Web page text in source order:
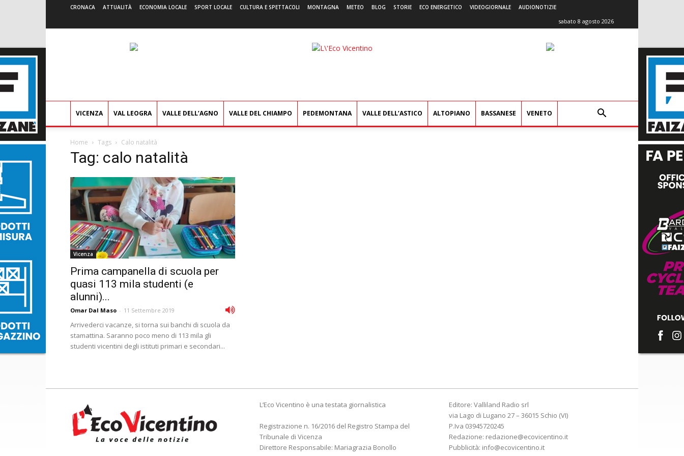
CRONACA ATTUALITÀ ECONOMIA LOCALE SPORT LOCALE CULTURA E SPETTACOLI MONTAGNA METEO BLOG STORIE ECO ENERGETICO VIDEOGIORNALE AUDIONOTIZIE
sabato 8 agosto 2026
L'Eco
VICENZA VAL LEOGRA VALLE DELL’AGNO VALLE DEL CHIAMPO PEDEMONTANA VALLE DELL’ASTICO ALTOPIANO BASSANESE VENETO
Home Tags Calo natalità
Tag: calo natalità
Vicenza
Prima campanella di scuola per
quasi 113 mila studenti (e
alunni)...
Omar Dal Maso - 11 Settembre 2019
Arrivederci vacanze, si torna sui banchi di scuola da
stamattina. Saranno poco meno di 113 mila gli
studenti vicentini degli istituti primari e secondari...
L’Eco Vicentino è una testata giornalistica
Registrazione n. 16/2016 del Registro Stampa del
Tribunale di Vicenza
Direttore Responsabile: Mariagrazia Bonollo
Editore: Valliland Radio srl
via Lago di Lugano 27 – 36015 Schio (VI)
P.Iva 03945720245
Redazione: redazione@ecovicentino.it
Pubblicità: info@ecovicentino.it